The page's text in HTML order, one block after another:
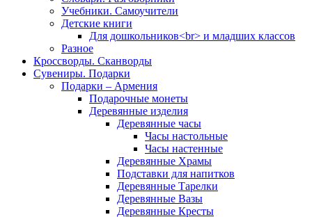
Учебники. Самоучители
Детские книги
Для дошкольников<br> и младших классов
Разное
Кроссворды. Сканворды
Сувениры. Подарки
Подарки – Армения
Подарочные монеты
Деревянные изделия
Деревянные часы
Часы настольные
Часы настенные
Деревянные Храмы
Подставки для напитков
Деревянные Тарелки
Деревянные Вазы
Деревянные Кресты